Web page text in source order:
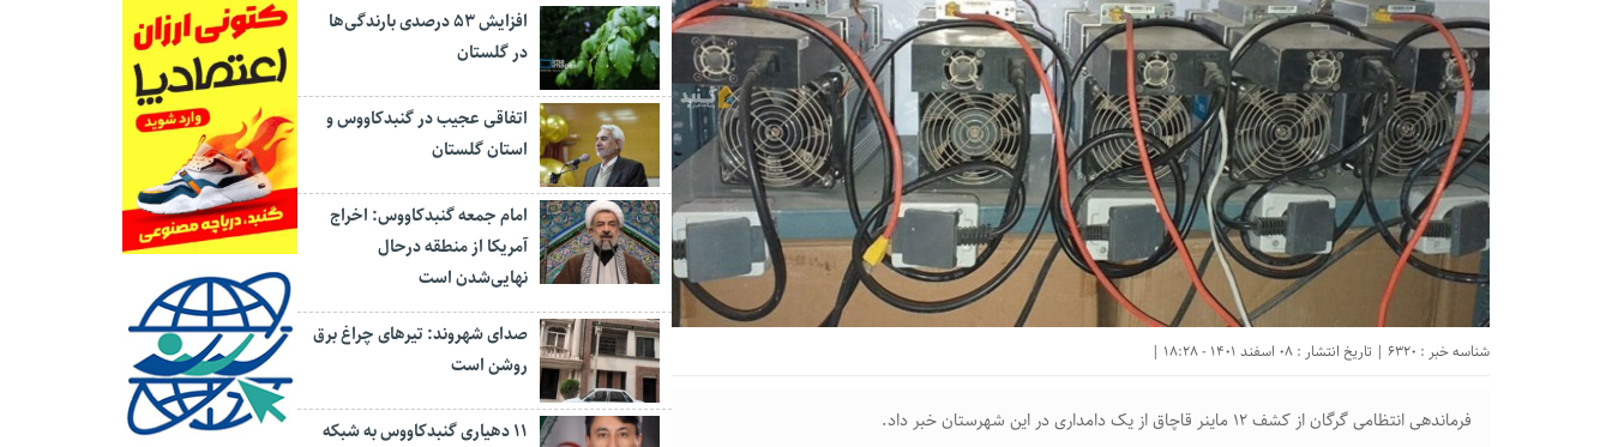
شناسه خبر : 6320 | تاریخ انتشار : 08 اسفند 1401 - 18:28 |
فرماندهی انتظامی گرگان از کشف ۱۲ ماینر قاچاق از یک دامداری در این شهرستان خبر داد.
افزایش ۵۳ درصدی بارندگی‌ها
در گلستان
اتفاقی عجیب در‌ گنبدکاووس و
استان گلستان
امام جمعه گنبدکاووس: اخراج
آمریکا از منطقه درحال
نهایی‌شدن است
صدای شهروند: تیرهای چراغ برق
روشن است
۱۱ دهیاری گنبدکاووس به شبکه